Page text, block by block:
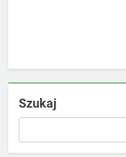
Szukaj